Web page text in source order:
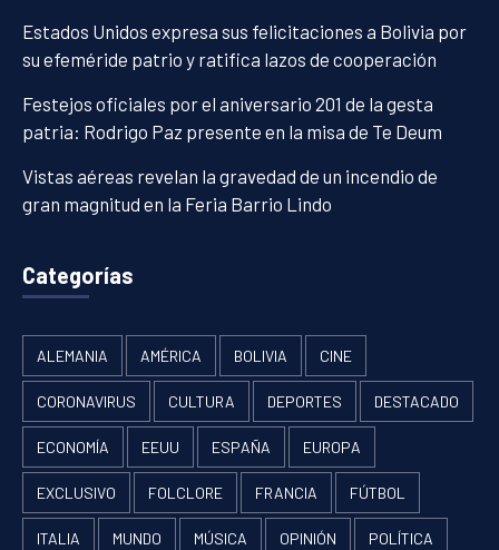
Estados Unidos expresa sus felicitaciones a Bolivia por
su efeméride patrio y ratifica lazos de cooperación
Festejos oficiales por el aniversario 201 de la gesta
patria: Rodrigo Paz presente en la misa de Te Deum
Vistas aéreas revelan la gravedad de un incendio de
gran magnitud en la Feria Barrio Lindo
Categorías
ALEMANIA AMÉRICA BOLIVIA CINE
CORONAVIRUS CULTURA DEPORTES DESTACADO
ECONOMÍA EEUU ESPAÑA EUROPA
EXCLUSIVO FOLCLORE FRANCIA FÚTBOL
ITALIA MUNDO MÚSICA OPINIÓN POLÍTICA